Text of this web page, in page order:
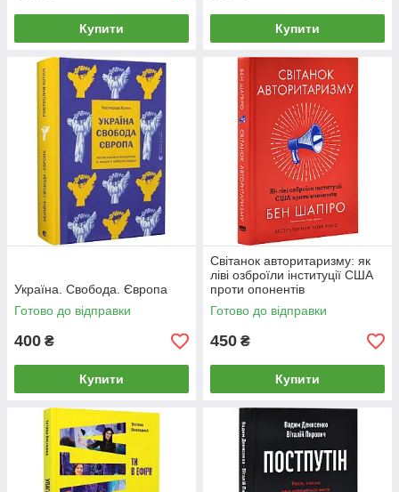
Купити Купити
Україна. Свобода. Європа
Готово до відправки
400 ₴
Купити
Світанок авторитаризму: як
ліві озброїли інституції США
проти опонентів
Готово до відправки
450 ₴
Купити